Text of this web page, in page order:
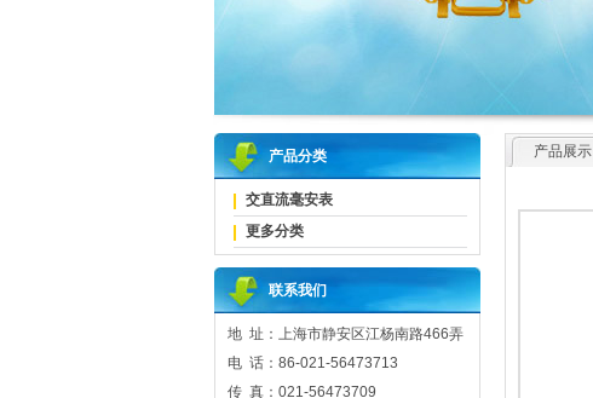
产品分类
交直流毫安表
更多分类
联系我们
地 址：上海市静安区江杨南路466弄
电 话：86-021-56473713
传 真：021-56473709
产品展示